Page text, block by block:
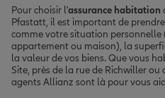
Pour choisir l'assurance habitation
Pfastatt, il est important de
comme votre situation
appartement ou maison), la
la valeur de vos biens. Que vous
Site, près de la rue de Richwiller ou
agents Allianz sont là pour vous